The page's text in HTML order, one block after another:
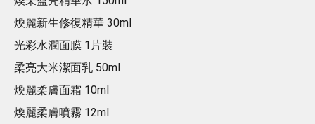
煥麗新生修復精華 30ml
光彩水潤面膜 1片裝
柔亮大米潔面乳 50ml
煥麗柔膚面霜 10ml
煥麗柔膚噴霧 12ml